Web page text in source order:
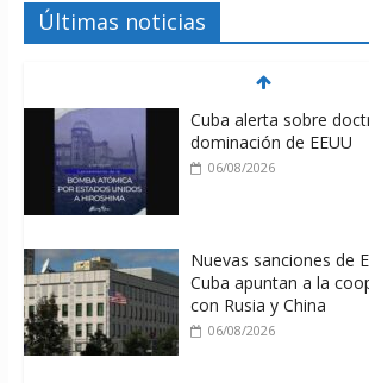
Últimas noticias
Cuba alerta sobre
dominación de EEUU
06/08/2026
Nuevas sanciones de
Cuba apuntan a la
con Rusia y China
06/08/2026